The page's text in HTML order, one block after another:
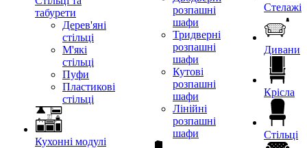
табурети
Дерев'яні
стільці
М'які
стільці
Пуфи
Пластикові
стільці
Кухонні модулі
розпашні
шафи
Тридверні
розпашні
шафи
Кутові
розпашні
шафи
Лінійні
розпашні
шафи
Стелажі
Дивани
Крісла
Стільці